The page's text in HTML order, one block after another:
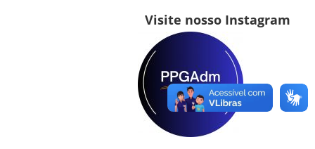
Visite nosso Instagram